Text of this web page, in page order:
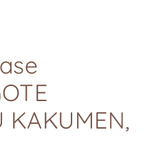
KAKUMEN,